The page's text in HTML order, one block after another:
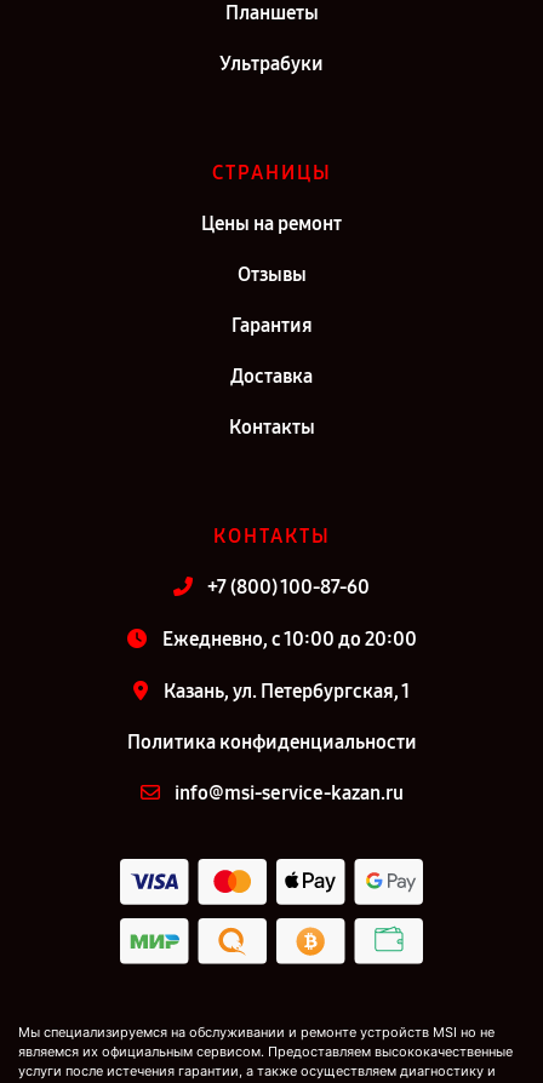
Планшеты
Ультрабуки
СТРАНИЦЫ
Цены на ремонт
Отзывы
Гарантия
Доставка
Контакты
КОНТАКТЫ
+7 (800) 100-87-60
Ежедневно, с 10:00 до 20:00
Казань, ул. Петербургская, 1
Политика конфиденциальности
info@msi-service-kazan.ru
Мы специализируемся на обслуживании и ремонте устройств MSI но не
являемся их официальным сервисом. Предоставляем высококачественные
услуги после истечения гарантии, а также осуществляем диагностику и